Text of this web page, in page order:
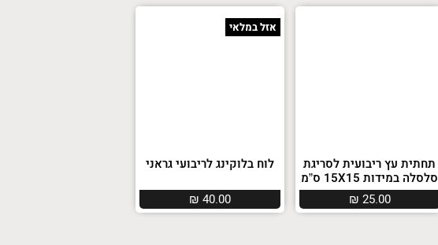
תחתית עץ ריבועית לסריגת
סלסלה במידות 15X15 ס”מ
₪ 25.00
אזל במלאי
לוח בלוקינג לריבועי גראני
₪ 40.00